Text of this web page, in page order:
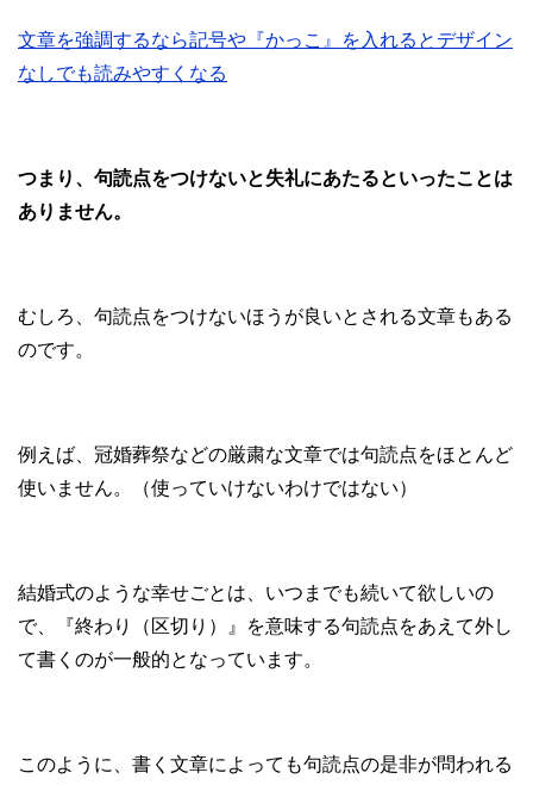
文章を強調するなら記号や『かっこ』を入れるとデザイン
なしでも読みやすくなる
つまり、句読点をつけないと失礼にあたるといったことは
ありません。
むしろ、句読点をつけないほうが良いとされる文章もある
のです。
例えば、冠婚葬祭などの厳粛な文章では句読点をほとんど
使いません。（使っていけないわけではない）
結婚式のような幸せごとは、いつまでも続いて欲しいの
で、『終わり（区切り）』を意味する句読点をあえて外し
て書くのが一般的となっています。
このように、書く文章によっても句読点の是非が問われる